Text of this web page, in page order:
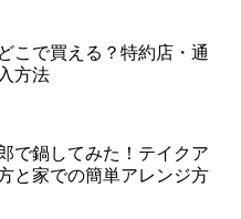
こで買える？特約店・通
方法
で鍋してみた！テイクア
と家での簡単アレンジ方